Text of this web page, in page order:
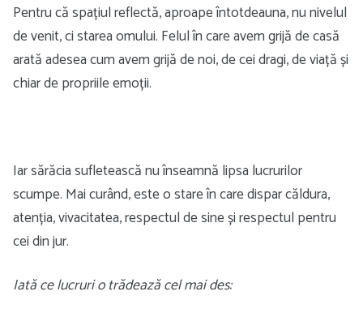
Pentru că spațiul reflectă, aproape întotdeauna, nu nivelul
de venit, ci starea omului. Felul în care avem grijă de casă
arată adesea cum avem grijă de noi, de cei dragi, de viață și
chiar de propriile emoții.
Iar sărăcia sufletească nu înseamnă lipsa lucrurilor
scumpe. Mai curând, este o stare în care dispar căldura,
atenția, vivacitatea, respectul de sine și respectul pentru
cei din jur.
Iată ce lucruri o trădează cel mai des: